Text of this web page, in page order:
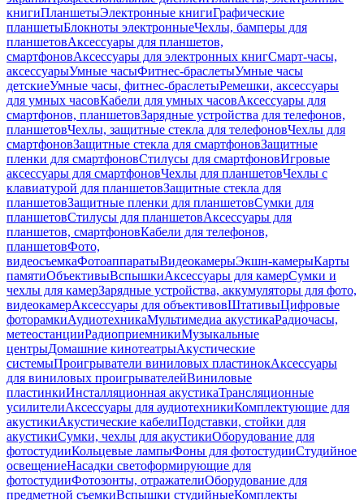
книгиПланшетыЭлектронные книгиГрафические
планшетыБлокноты электронныеЧехлы, бамперы для
планшетовАксессуары для планшетов,
смартфоновАксессуары для электронных книгСмарт-часы,
аксессуарыУмные часыФитнес-браслетыУмные часы
детскиеУмные часы, фитнес-браслетыРемешки, аксессуары
для умных часовКабели для умных часовАксессуары для
смартфонов, планшетовЗарядные устройства для телефонов,
планшетовЧехлы, защитные стекла для телефоновЧехлы для
смартфоновЗащитные стекла для смартфоновЗащитные
пленки для смартфоновСтилусы для смартфоновИгровые
аксессуары для смартфоновЧехлы для планшетовЧехлы с
клавиатурой для планшетовЗащитные стекла для
планшетовЗащитные пленки для планшетовСумки для
планшетовСтилусы для планшетовАксессуары для
планшетов, смартфоновКабели для телефонов,
планшетовФото,
видеосъемкаФотоаппаратыВидеокамерыЭкшн-камерыКарты
памятиОбъективыВспышкиАксессуары для камерСумки и
чехлы для камерЗарядные устройства, аккумуляторы для фото,
видеокамерАксессуары для объективовШтативыЦифровые
фоторамкиАудиотехникаМультимедиа акустикаРадиочасы,
метеостанцииРадиоприемникиМузыкальные
центрыДомашние кинотеатрыАкустические
системыПроигрыватели виниловых пластинокАксессуары
для виниловых проигрывателейВиниловые
пластинкиИнсталляционная акустикаТрансляционные
усилителиАксессуары для аудиотехникиКомплектующие для
акустикиАкустические кабелиПодставки, стойки для
акустикиСумки, чехлы для акустикиОборудование для
фотостудииКольцевые лампыФоны для фотостудииСтудийное
освещениеНасадки светоформирующие для
фотостудииФотозонты, отражателиОборудование для
предметной съемкиВспышки студийныеКомплекты